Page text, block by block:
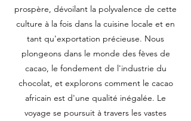
prospère, dévoilant la polyvalence de cette
culture à la fois dans la cuisine locale et en
tant qu'exportation précieuse. Nous
plongeons dans le monde des fèves de
cacao, le fondement de l'industrie du
chocolat, et explorons comment le cacao
africain est d'une qualité inégalée. Le
voyage se poursuit à travers les vastes